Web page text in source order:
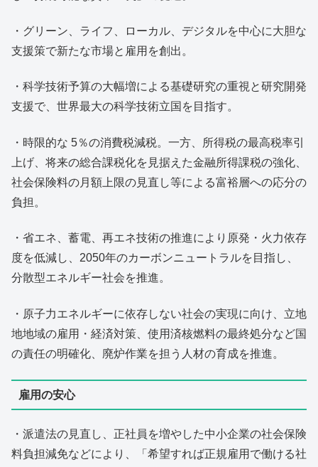
・グリーン、ライフ、ローカル、デジタルを中心に大胆な
支援策で新たな市場と雇用を創出。
・科学技術予算の大幅増による基礎研究の重視と研究開発
支援で、世界最大の科学技術立国を目指す。
・時限的な 5％の消費税減税。一方、所得税の最高税率引
上げ、将来の総合課税化を見据えた金融所得課税の強化、
社会保険料の月額上限の見直し等による富裕層への応分の
負担。
・省エネ、蓄電、再エネ技術の推進により原発・火力依存
度を低減し、2050年のカーボンニュートラルを目指し、
分散型エネルギー社会を推進。
・原子力エネルギーに依存しない社会の実現に向け、立地
地地域の雇用・経済対策、使用済核燃料の最終処分など国
の責任の明確化、廃炉作業を担う人材の育成を推進。
雇用の安心
・派遣法の見直し、正社員を増やした中小企業の社会保険
料負担減免などにより、「希望すれば正規雇用で働ける社